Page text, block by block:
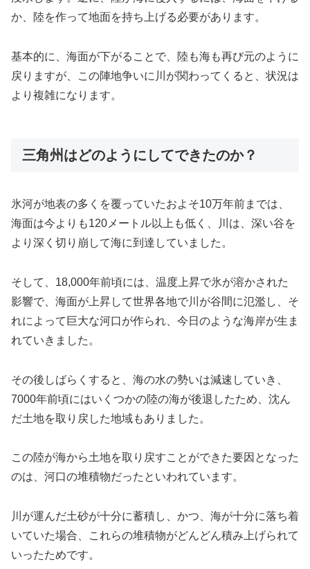
か、陸を作って地面を持ち上げる必要があります。
基本的に、海面が下がることで、陸も海も再び元のように
戻りますが、この陣地争いに川が関わってくると、状況は
より複雑になります。
三角州はどのようにしてできたのか？
氷河が地表の多くを覆っていたおよそ10万年前までは、
海面は今よりも120メートル以上も低く、川は、深い谷を
より深く切り崩して海に到達していました。
そして、18,000年前頃には、温度上昇で氷が溶かされた
影響で、海面が上昇して世界各地で川が谷間に氾濫し、そ
れによって巨大な河口が作られ、今日のような海岸が生ま
れていきました。
その後しばらくすると、海の水の勢いは減速していき、
7000年前頃にはいくつかの陸の海が後退したため、沈ん
だ土地を取り戻した地域もありました。
この陸が海から土地を取り戻すことができた要因となった
のは、河口の堆積物だったといわれています。
川が運んだ土砂が十分に蓄積し、かつ、海が十分に落ち着
いていた場合、これらの堆積物がどんどん積み上げられて
いったためです。